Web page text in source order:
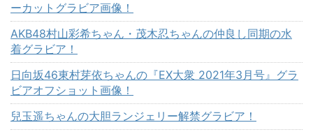
ーカットグラビア画像！
AKB48村山彩希ちゃん・茂木忍ちゃんの仲良し同期の水
着グラビア！
日向坂46東村芽依ちゃんの『EX大衆 2021年3月号』グラ
ビアオフショット画像！
兒玉遥ちゃんの大胆ランジェリー解禁グラビア！